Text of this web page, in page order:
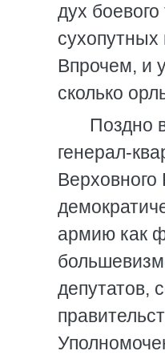
дух
сухопутных
Впрочем, и
сколько
Поздно
генерал-
армию как
депутатов,